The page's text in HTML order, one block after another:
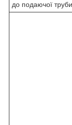
до подаючої